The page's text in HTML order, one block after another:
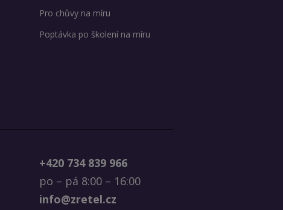
Pro chůvy na míru
Poptávka po školení na míru
+420 734 839 966
po – pá 8:00 – 16:00
info@zretel.cz